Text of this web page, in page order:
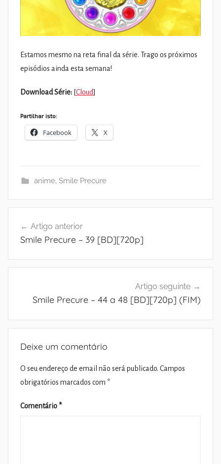
Estamos mesmo na reta final da série. Trago os próximos
episódios ainda esta semana!
Download Série: [Cloud]
Partilhar isto:
Facebook X
anime, Smile Precure
de
Artigo anterior
Smile Precure – 39 [BD][720p]
Artigo seguinte
Smile Precure – 44 a 48 [BD][720p] (FIM)
Deixe um comentário
O seu endereço de email não será publicado. Campos
obrigatórios marcados com *
Comentário *